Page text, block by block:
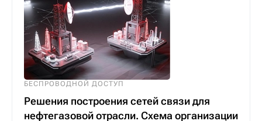
БЕСПРОВОДНОЙ ДОСТУП
Решения построения сетей связи для
нефтегазовой отрасли. Схема организации